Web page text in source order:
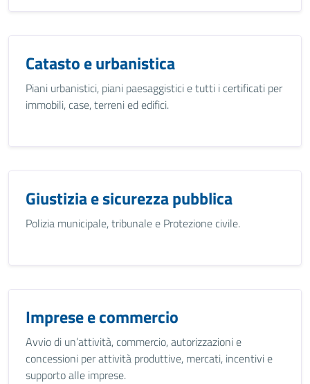
Catasto e urbanistica
Piani urbanistici, piani paesaggistici e tutti i certificati per
immobili, case, terreni ed edifici.
Giustizia e sicurezza pubblica
Polizia municipale, tribunale e Protezione civile.
Imprese e commercio
Avvio di un’attività, commercio, autorizzazioni e
concessioni per attività produttive, mercati, incentivi e
supporto alle imprese.